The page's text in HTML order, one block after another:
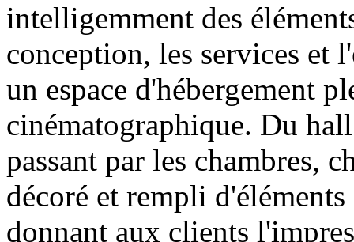
intelligemment des
conception, les services et
un espace d'hébergement
cinématographique. Du
passant par les chambres,
décoré et rempli
donnant aux clients